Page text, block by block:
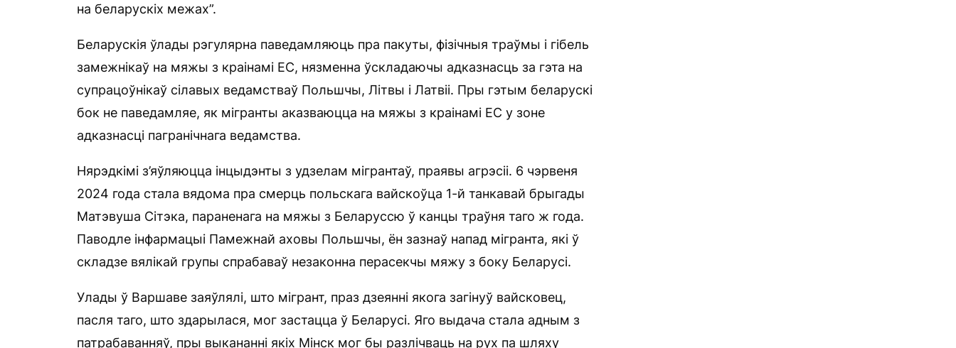
на беларускіх межах”.
Беларускія ўлады рэгулярна паведамляюць пра пакуты, фізічныя траўмы і гібель
замежнікаў на мяжы з краінамі ЕС, нязменна ўскладаючы адказнасць за гэта на
супрацоўнікаў сілавых ведамстваў Польшчы, Літвы і Латвіі. Пры гэтым беларускі
бок не паведамляе, як мігранты аказваюцца на мяжы з краінамі ЕС у зоне
адказнасці пагранічнага ведамства.
Нярэдкімі з’яўляюцца інцыдэнты з удзелам мігрантаў, праявы агрэсіі. 6 чэрвеня
2024 года стала вядома пра смерць польскага вайскоўца 1-й танкавай брыгады
Матэвуша Сітэка, параненага на мяжы з Беларуссю ў канцы траўня таго ж года.
Паводле інфармацыі Памежнай аховы Польшчы, ён зазнаў напад мігранта, які ў
складзе вялікай групы спрабаваў незаконна перасекчы мяжу з боку Беларусі.
Улады ў Варшаве заяўлялі, што мігрант, праз дзеянні якога загінуў вайсковец,
пасля таго, што здарылася, мог застацца ў Беларусі. Яго выдача стала адным з
патрабаванняў, пры выкананні якіх Мінск мог бы разлічваць на рух па шляху